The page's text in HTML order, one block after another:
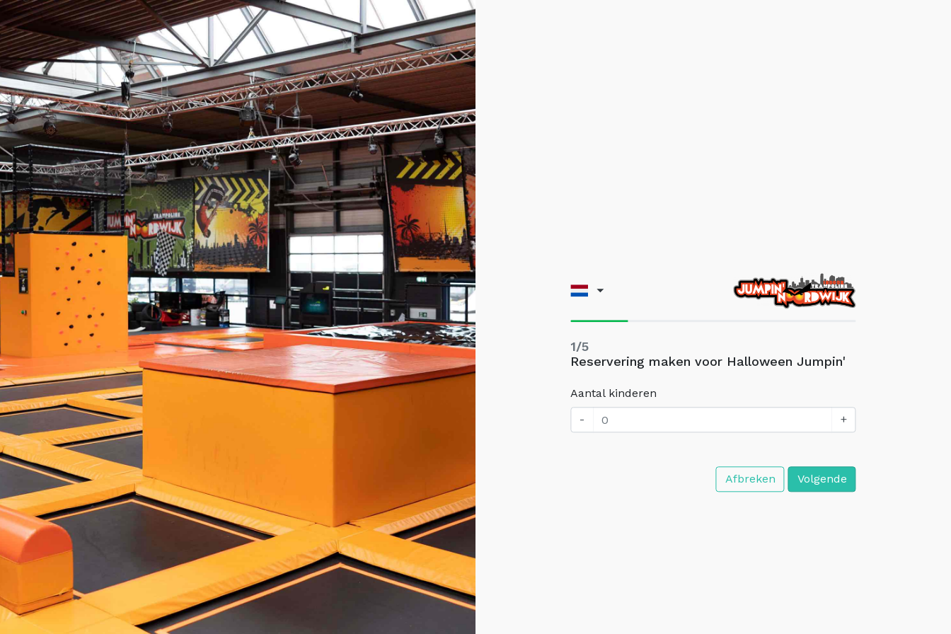
1/5
Reservering maken voor Halloween Jumpin'
Aantal kinderen
-
+
Afbreken Volgende